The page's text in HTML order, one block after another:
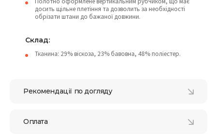
досить щільне плетіння та дозволить за необхідності
обрізати штани до бажаної довжини.
Склад:
Тканина: 29% віскоза, 23% бавовна, 48% поліестер.
Рекомендації по догляду
Оплата